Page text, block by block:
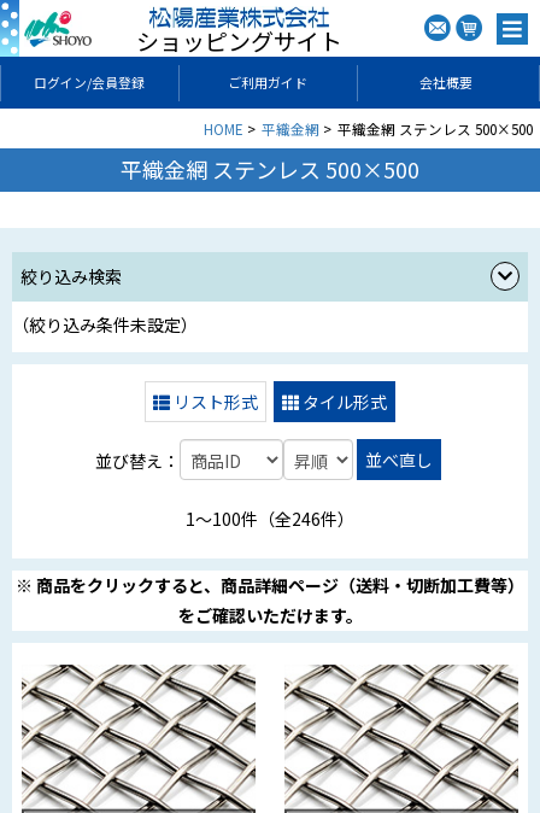
ショッピングサイト
ログイン/会員登録 ご利用ガイド 会社概要
HOME 平織金網 平織金網 ステンレス 500×500
平織金網 ステンレス 500×500
絞り込み検索
（絞り込み条件未設定）
リスト形式 タイル形式
並び替え： 並べ直し
1〜100件（全246件）
※ 商品をクリックすると、商品詳細ページ（送料・切断加工費等）
をご確認いただけます。